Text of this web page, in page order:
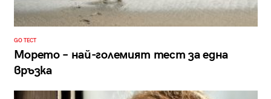
GO ТЕСТ
Морето – най-големият тест за една
връзка